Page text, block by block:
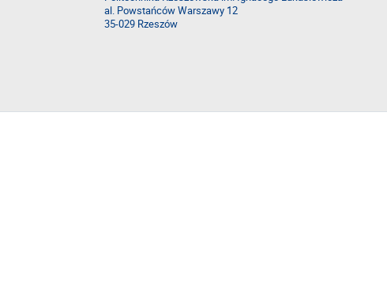
al. Powstańców Warszawy 12
35-029 Rzeszów